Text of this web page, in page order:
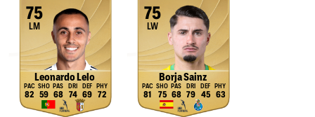
75
LM
Leonardo Lelo
82 59 68 74 69 72
75
LW
Borja Sainz
81 75 68 79 45 63